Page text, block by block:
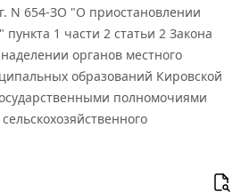
N 654-ЗО "О приостановлении
пункта 1 части 2 статьи 2 Закона
органов местного
образований Кировской
полномочиями